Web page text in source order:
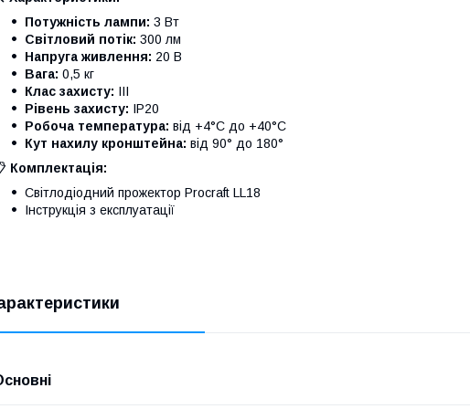
Потужність лампи: 3 Вт
Світловий потік: 300 лм
Напруга живлення: 20 В
Вага: 0,5 кг
Клас захисту: III
Рівень захисту: IP20
Робоча температура: від +4°C до +40°C
Кут нахилу кронштейна: від 90° до 180°
Комплектація:
Світлодіодний прожектор Procraft LL18
Інструкція з експлуатації